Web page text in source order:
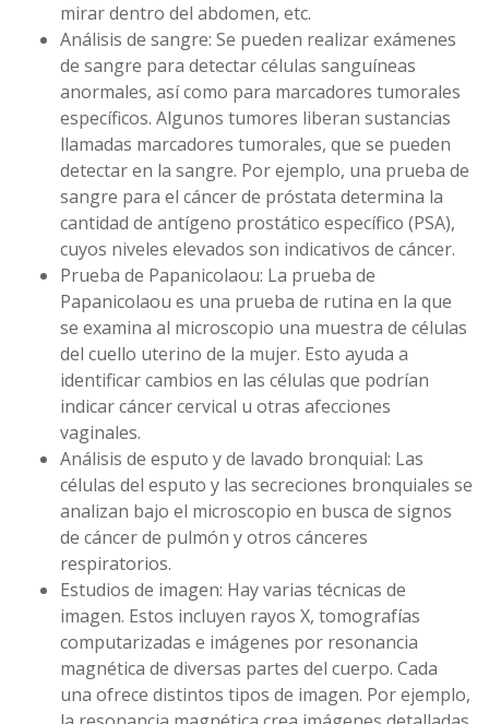
mirar dentro del abdomen, etc.
Análisis de sangre: Se pueden realizar exámenes
de sangre para detectar células sanguíneas
anormales, así como para marcadores tumorales
específicos. Algunos tumores liberan sustancias
llamadas marcadores tumorales, que se pueden
detectar en la sangre. Por ejemplo, una prueba de
sangre para el cáncer de próstata determina la
cantidad de antígeno prostático específico (PSA),
cuyos niveles elevados son indicativos de cáncer.
Prueba de Papanicolaou: La prueba de
Papanicolaou es una prueba de rutina en la que
se examina al microscopio una muestra de células
del cuello uterino de la mujer. Esto ayuda a
identificar cambios en las células que podrían
indicar cáncer cervical u otras afecciones
vaginales.
Análisis de esputo y de lavado bronquial: Las
células del esputo y las secreciones bronquiales se
analizan bajo el microscopio en busca de signos
de cáncer de pulmón y otros cánceres
respiratorios.
Estudios de imagen: Hay varias técnicas de
imagen. Estos incluyen rayos X, tomografías
computarizadas e imágenes por resonancia
magnética de diversas partes del cuerpo. Cada
una ofrece distintos tipos de imagen. Por ejemplo,